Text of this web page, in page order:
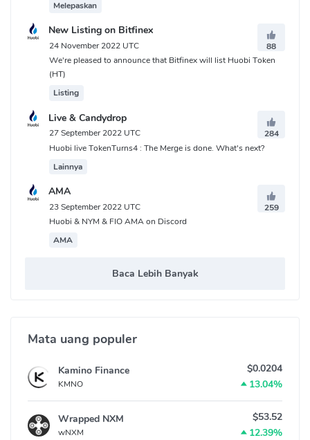
Melepaskan
New Listing on Bitfinex
24 November 2022 UTC
88
We're pleased to announce that Bitfinex will list Huobi Token
(HT)
Listing
Live & Candydrop
27 September 2022 UTC
284
Huobi live TokenTurns4 : The Merge is done. What's next?
Lainnya
AMA
23 September 2022 UTC
259
Huobi & NYM & FIO AMA on Discord
AMA
Baca Lebih Banyak
Mata uang populer
Kamino Finance
KMNO
$0.0204
13.04%
Wrapped NXM
wNXM
$53.52
12.39%